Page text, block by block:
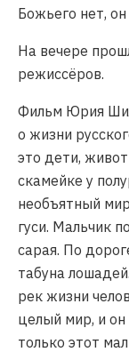
Божьего нет,
На вечере
режиссёров.
Фильм Юрия
о жизни
это дети,
скамейке у
необъятный
гуси. Мальчик
сарая. По
табуна
рек жизни
целый мир, и
только этот